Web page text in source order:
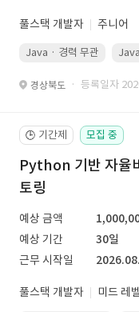
풀스택 개발자 주니어
Java · 경력 무관
경상북도 · 등록일자
🕒 기간제 모집 중
Python 기반 자율
토링
예상 금액
예상 기간
30일
근무 시작일
풀스택 개발자 미드 레벨